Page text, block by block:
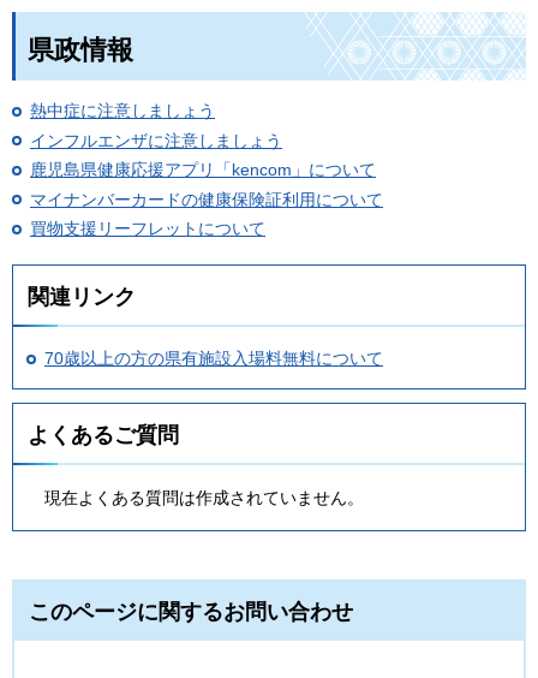
県政情報
熱中症に注意しましょう
インフルエンザに注意しましょう
鹿児島県健康応援アプリ「kencom」について
マイナンバーカードの健康保険証利用について
買物支援リーフレットについて
関連リンク
70歳以上の方の県有施設入場料無料について
よくあるご質問
現在よくある質問は作成されていません。
このページに関するお問い合わせ